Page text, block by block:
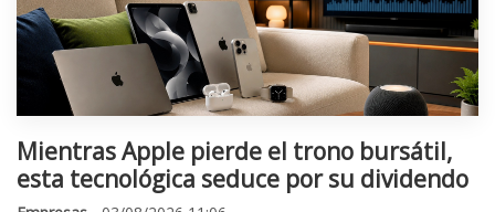
Mientras Apple pierde el trono bursátil,
esta tecnológica seduce por su dividendo